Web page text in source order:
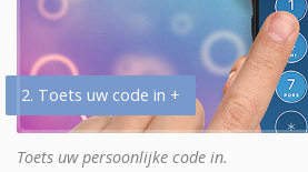
2. Toets uw code in +
Toets uw persoonlijke code in.